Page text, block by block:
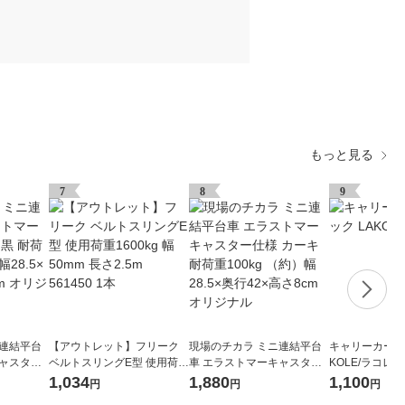
もっと見る
結平台
スター
7
【アウトレット】フリーク
ベルトスリングE型 使用荷重
1600kg 幅50mm 長さ2.5m 5
1,034円
8
現場のチカラ ミニ連結平台
車 エラストマーキャスター
仕様 カーキ 耐荷重100kg
1,880円
9
キャリーカー
KOLE/ラコレ
1,100円